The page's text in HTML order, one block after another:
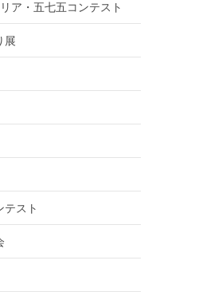
ア・五七五コンテスト
展
テスト